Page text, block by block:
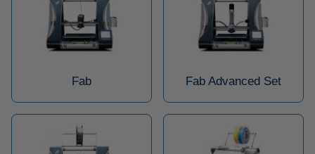
Fab Fab Advanced Set